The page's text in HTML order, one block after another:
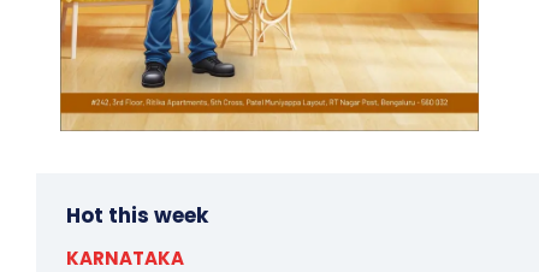
Hot this week
KARNATAKA